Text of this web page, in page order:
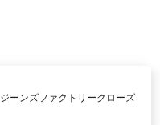
ジーンズファクトリークローズ